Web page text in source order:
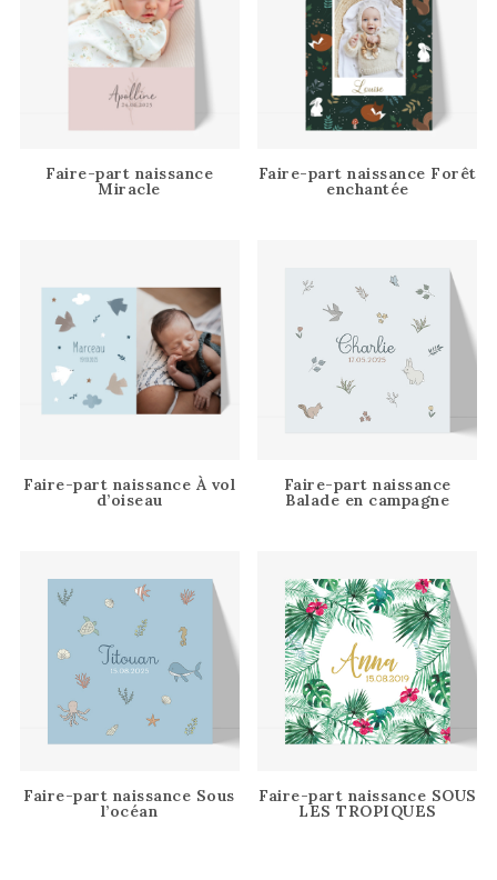
Faire-part naissance
Miracle
Faire-part naissance Forêt
enchantée
Faire-part naissance À vol
d’oiseau
Faire-part naissance
Balade en campagne
Faire-part naissance Sous
l’océan
Faire-part naissance SOUS
LES TROPIQUES